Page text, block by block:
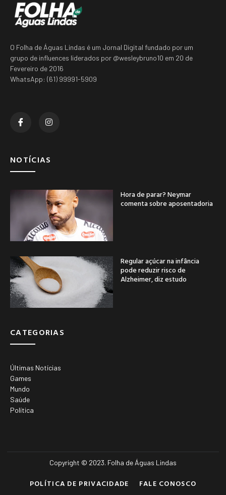
O Folha de Águas Lindas é um Jornal Digital fundado por um
grupo de influences liderados por @wesleybruno10 em 20 de
Fevereiro de 2016
WhatsApp: (61) 99991-5909
NOTÍCIAS
Hora de parar? Neymar
comenta sobre aposentadoria
Regular açúcar na infância
pode reduzir risco de
Alzheimer, diz estudo
CATEGORIAS
Últimas Notícias
Games
Mundo
Saúde
Política
Copyright © 2023. Folha de Águas Lindas
POLÍTICA DE PRIVACIDADE FALE CONOSCO